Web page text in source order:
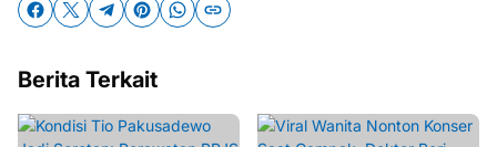
Berita Terkait